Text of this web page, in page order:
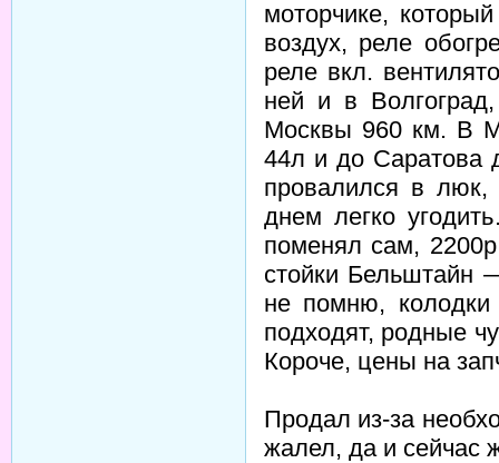
моторчике,
воздух, реле
реле вкл.
ней и в
Москвы 960 км. В
44л и до Саратова
провалился в
днем легко
поменял сам,
стойки Бельштайн
не помню,
подходят, родные
Короче, цены на
Продал из-за
жалел, да и сейчас